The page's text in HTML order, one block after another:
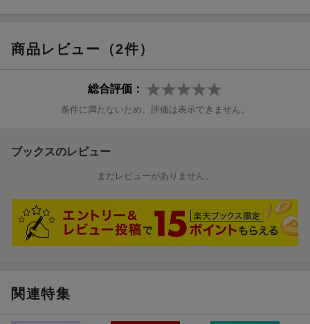
商品レビュー（2件）
総合評価：
条件に満たないため、評価は表示できません。
ブックスのレビュー
まだレビューがありません。
関連特集